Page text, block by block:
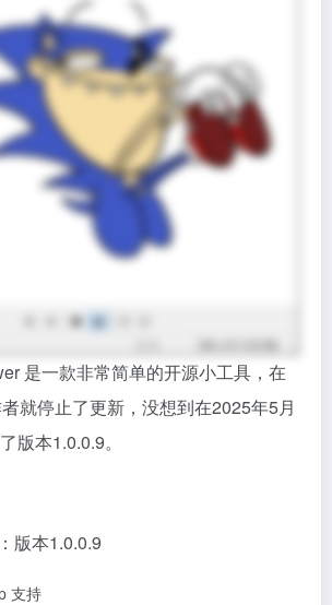
是一款非常简单的开源小工具，在
就停止了更新，没想到在2025年5月
版本1.0.0.9。
版本1.0.0.9
支持